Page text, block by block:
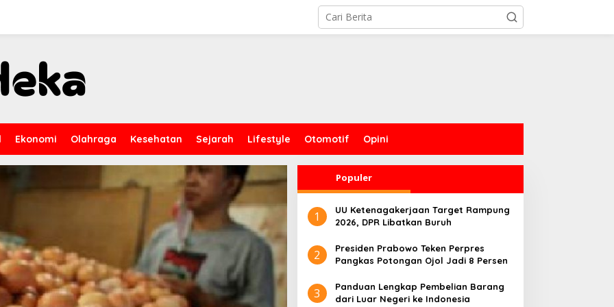
Ekonomi Olahraga Kesehatan Sejarah Lifestyle Otomotif Opini
Populer
1
UU Ketenagakerjaan Target Rampung
2026, DPR Libatkan Buruh
2
Presiden Prabowo Teken Perpres
Pangkas Potongan Ojol Jadi 8 Persen
3
Panduan Lengkap Pembelian Barang
dari Luar Negeri ke Indonesia